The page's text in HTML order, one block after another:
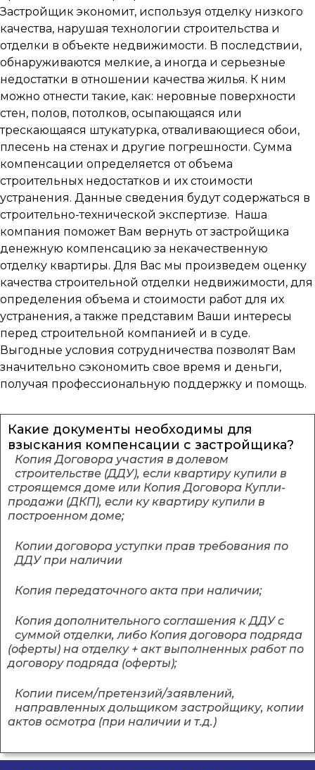
Застройщик экономит, используя отделку низкого
качества, нарушая технологии строительства и
отделки в объекте недвижимости. В последствии,
обнаруживаются мелкие, а иногда и серьезные
недостатки в отношении качества жилья. К ним
можно отнести такие, как: неровные поверхности
стен, полов, потолков, осыпающаяся или
трескающаяся штукатурка, отваливающиеся обои,
плесень на стенах и другие погрешности. Сумма
компенсации определяется от объема
строительных недостатков и их стоимости
устранения. Данные сведения будут содержаться в
строительно-технической экспертизе. Наша
компания поможет Вам вернуть от застройщика
денежную компенсацию за некачественную
отделку квартиры. Для Вас мы произведем оценку
качества строительной отделки недвижимости, для
определения объема и стоимости работ для их
устранения, а также представим Ваши интересы
перед строительной компанией и в суде.
Выгодные условия сотрудничества позволят Вам
значительно сэкономить свое время и деньги,
получая профессиональную поддержку и помощь.
Какие документы необходимы для
взыскания компенсации с застройщика?
Копия Договора участия в долевом
строительстве (ДДУ), если квартиру купили в
строящемся доме или Копия Договора Купли-
продажи (ДКП), если ку квартиру купили в
построенном доме;
Копии договора уступки прав требования по
ДДУ при наличии
Копия передаточного акта при наличии;
Копия дополнительного соглашения к ДДУ с
суммой отделки, либо Копия договора подряда
(оферты) на отделку + акт выполненных работ по
договору подряда (оферты);
Копии писем/претензий/заявлений,
направленных дольщиком застройщику, копии
актов осмотра (при наличии и т.д.)